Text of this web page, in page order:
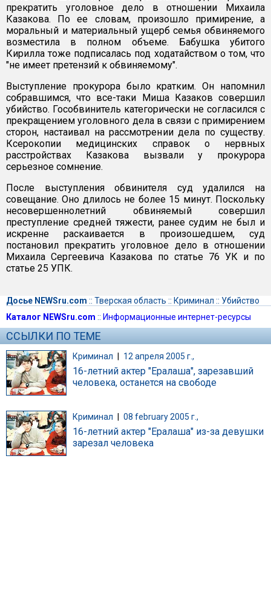
прекратить уголовное дело в отношении Михаила
Казакова. По ее словам, произошло примирение, а
моральный и материальный ущерб семья обвиняемого
возместила в полном объеме. Бабушка убитого
Кирилла тоже подписалась под ходатайством о том, что
"не имеет претензий к обвиняемому".
Выступление прокурора было кратким. Он напомнил
собравшимся, что все-таки Миша Казаков совершил
убийство. Гособвинитель категорически не согласился с
прекращением уголовного дела в связи с примирением
сторон, настаивал на рассмотрении дела по существу.
Ксерокопии медицинских справок о нервных
расстройствах Казакова вызвали у прокурора
серьезное сомнение.
После выступления обвинителя суд удалился на
совещание. Оно длилось не более 15 минут. Поскольку
несовершеннолетний обвиняемый совершил
преступление средней тяжести, ранее судим не был и
искренне раскаивается в произошедшем, суд
постановил прекратить уголовное дело в отношении
Михаила Сергеевича Казакова по статье 76 УК и по
статье 25 УПК.
Досье NEWSru.com :: Тверская область :: Криминал :: Убийство
Каталог NEWSru.com :: Информационные интернет-ресурсы
ССЫЛКИ ПО ТЕМЕ
Криминал | 12 апреля 2005 г.,
16-летний актер "Ералаша", зарезавший
человека, останется на свободе
Криминал 08 february 2005 г.,
16-летний актер "Ералаша" из-за девушки
зарезал человека